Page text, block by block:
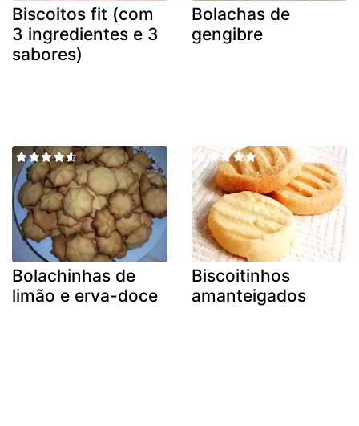
Biscoitos fit (com
3 ingredientes e 3
sabores)
Bolachas de
gengibre
Bolachinhas de
limão e erva-doce
Biscoitinhos
amanteigados